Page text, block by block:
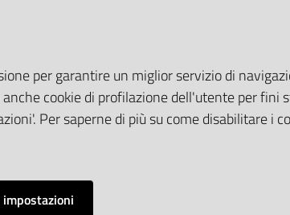
Credits
per garantire un miglior servizio di
cookie di profilazione dell'utente per fini
Per saperne di più su come disabilitare i
impostazioni